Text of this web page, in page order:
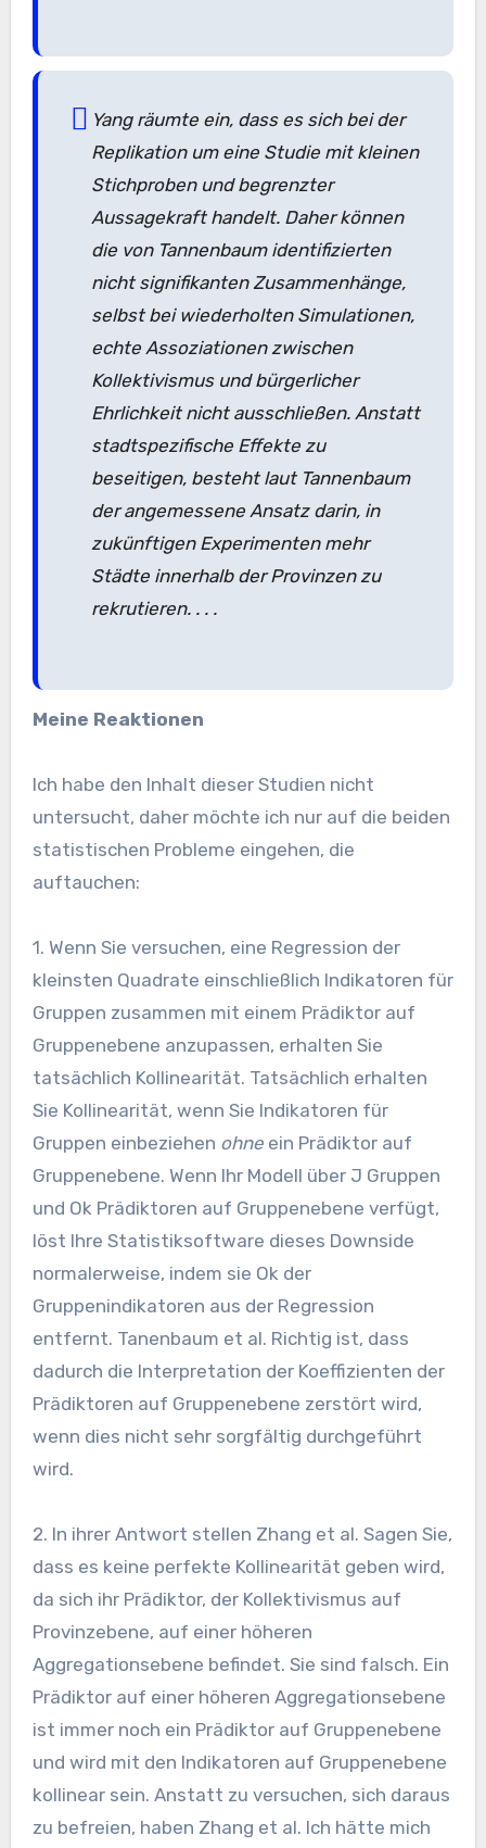
Yang räumte ein, dass es sich bei der
Replikation um eine Studie mit kleinen
Stichproben und begrenzter
Aussagekraft handelt. Daher können
die von Tannenbaum identifizierten
nicht signifikanten Zusammenhänge,
selbst bei wiederholten Simulationen,
echte Assoziationen zwischen
Kollektivismus und bürgerlicher
Ehrlichkeit nicht ausschließen. Anstatt
stadtspezifische Effekte zu
beseitigen, besteht laut Tannenbaum
der angemessene Ansatz darin, in
zukünftigen Experimenten mehr
Städte innerhalb der Provinzen zu
rekrutieren. . . .
Meine Reaktionen
Ich habe den Inhalt dieser Studien nicht
untersucht, daher möchte ich nur auf die beiden
statistischen Probleme eingehen, die
auftauchen:
1. Wenn Sie versuchen, eine Regression der
kleinsten Quadrate einschließlich Indikatoren für
Gruppen zusammen mit einem Prädiktor auf
Gruppenebene anzupassen, erhalten Sie
tatsächlich Kollinearität. Tatsächlich erhalten
Sie Kollinearität, wenn Sie Indikatoren für
Gruppen einbeziehen ohneein Prädiktor auf
Gruppenebene. Wenn Ihr Modell über J Gruppen
und Ok Prädiktoren auf Gruppenebene verfügt,
löst Ihre Statistiksoftware dieses Downside
normalerweise, indem sie Ok der
Gruppenindikatoren aus der Regression
entfernt. Tanenbaum et al. Richtig ist, dass
dadurch die Interpretation der Koeffizienten der
Prädiktoren auf Gruppenebene zerstört wird,
wenn dies nicht sehr sorgfältig durchgeführt
wird.
2. In ihrer Antwort stellen Zhang et al. Sagen Sie,
dass es keine perfekte Kollinearität geben wird,
da sich ihr Prädiktor, der Kollektivismus auf
Provinzebene, auf einer höheren
Aggregationsebene befindet. Sie sind falsch. Ein
Prädiktor auf einer höheren Aggregationsebene
ist immer noch ein Prädiktor auf Gruppenebene
und wird mit den Indikatoren auf Gruppenebene
kollinear sein. Anstatt zu versuchen, sich daraus
zu befreien, haben Zhang et al. Ich hätte mich